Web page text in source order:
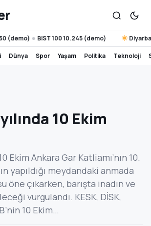
● BIST 100 10.245 (demo) Diyarbakır
dünya spor yaşam politika teknoloji
10 Ekim
Ekim Ankara Gar Katliamı’nın 10.
yapıldığı meydandaki anmada
öne çıkarken, barışta inadın ve
vurgulandı. KESK, DİSK,
10 Ekim…